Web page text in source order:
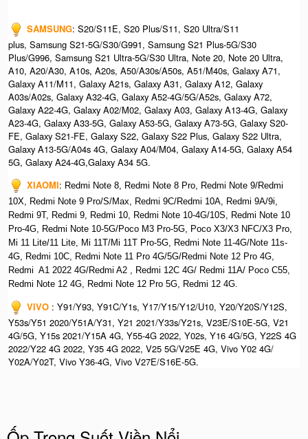
SAMSUNG: S20/S11E, S20 Plus/S11, S20 Ultra/S11
plus, Samsung S21-5G/S30/G991, Samsung S21 Plus-5G/S30
Plus/G996, Samsung S21 Ultra-5G/S30 Ultra, Note 20, Note 20 Ultra,
A10, A20/A30, A10s, A20s, A50/A30s/A50s, A51/M40s, Galaxy A71,
Galaxy A11/M11, Galaxy A21s, Galaxy A31, Galaxy A12, Galaxy
A03s/A02s, Galaxy A32-4G, Galaxy A52-4G/5G/A52s, Galaxy A72,
Galaxy A22-4G, Galaxy A02/M02, Galaxy A03, Galaxy A13-4G, Galaxy
A23-4G, Galaxy A33-5G, Galaxy A53-5G, Galaxy A73-5G, Galaxy S20-
FE, Galaxy S21-FE, Galaxy S22, Galaxy S22 Plus, Galaxy S22 Ultra,
Galaxy A13-5G/A04s 4G, Galaxy A04/M04, Galaxy A14-5G, Galaxy A54
5G, Galaxy A24-4G,Galaxy A34 5G.
XIAOMI: Redmi Note 8, Redmi Note 8 Pro, Redmi Note 9/Redmi
10X, Redmi Note 9 Pro/S/Max, Redmi 9C/Redmi 10A, Redmi 9A/9i,
Redmi 9T, Redmi 9, Redmi 10, Redmi Note 10-4G/10S, Redmi Note 10
Pro-4G, Redmi Note 10-5G/Poco M3 Pro-5G, Poco X3/X3 NFC/X3 Pro,
Mi 11 Lite/11 Lite, Mi 11T/Mi 11T Pro-5G, Redmi Note 11-4G/Note 11s-
4G, Redmi 10C, Redmi Note 11 Pro 4G/5G/Redmi Note 12 Pro 4G,
Redmi A1 2022 4G/Redmi A2 , Redmi 12C 4G/ Redmi 11A/ Poco C55,
Redmi Note 12 4G, Redmi Note 12 Pro 5G, Redmi 12 4G.
VIVO : Y91/Y93, Y91C/Y1s, Y17/Y15/Y12/U10, Y20/Y20S/Y12S,
Y53s/Y51 2020/Y51A/Y31, Y21 2021/Y33s/Y21s, V23E/S10E-5G, V21
4G/5G, Y15s 2021/Y15A 4G, Y55-4G 2022, Y02s, Y16 4G/5G, Y22S 4G
2022/Y22 4G 2022, Y35 4G 2022, V25 5G/V25E 4G, Vivo Y02 4G/
Y02A/Y02T, Vivo Y36-4G, Vivo V27E/S16E-5G.